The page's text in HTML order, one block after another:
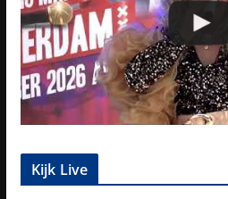
Kijk Live